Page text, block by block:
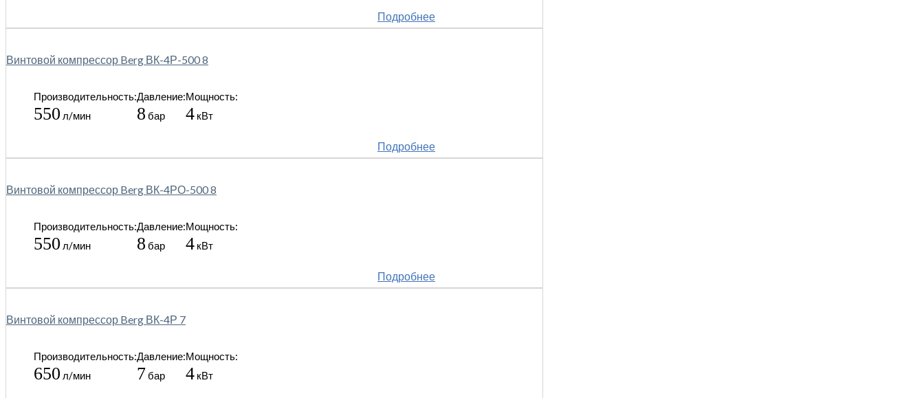
Подробнее
Винтовой компрессор Berg ВК-4Р-500 8
Производительность:
550 л/мин
Давление:
8 бар
Мощность:
4 кВт
Подробнее
Винтовой компрессор Berg ВК-4РО-500 8
Производительность:
550 л/мин
Давление:
8 бар
Мощность:
4 кВт
Подробнее
Винтовой компрессор Berg ВК-4Р 7
Производительность:
650 л/мин
Давление:
7бар
Мощность:
4 кВт